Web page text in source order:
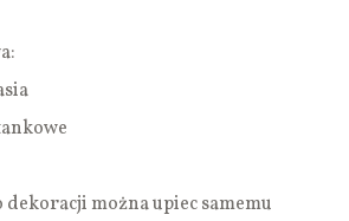
można upiec samemu